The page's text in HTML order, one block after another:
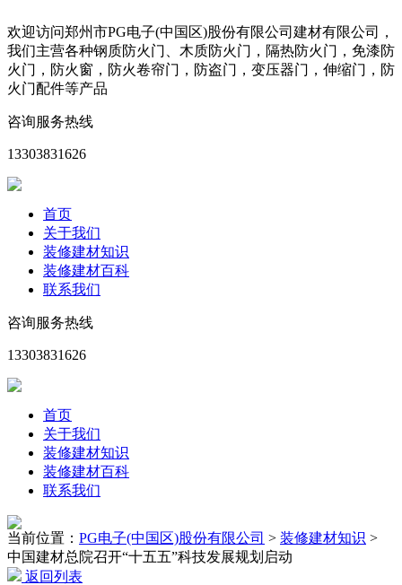
欢迎访问郑州市PG电子(中国区)股份有限公司建材有限公司，
我们主营各种钢质防火门、木质防火门，隔热防火门，免漆防
火门，防火窗，防火卷帘门，防盗门，变压器门，伸缩门，防
火门配件等产品
咨询服务热线
13303831626
首页
关于我们
装修建材知识
装修建材百科
联系我们
咨询服务热线
13303831626
首页
关于我们
装修建材知识
装修建材百科
联系我们
当前位置： PG电子(中国区)股份有限公司 > 装修建材知识 >
中国建材总院召开“十五五”科技发展规划启动
返回列表